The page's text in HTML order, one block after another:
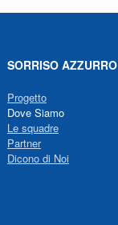
SORRISO AZZURRO
Progetto
Dove Siamo
Le squadre
Partner
Dicono di Noi